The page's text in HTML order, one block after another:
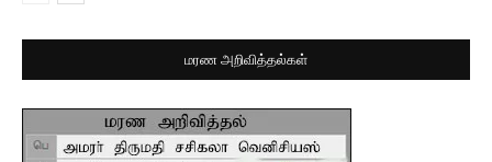
மரண அறிவித்தல்கள்